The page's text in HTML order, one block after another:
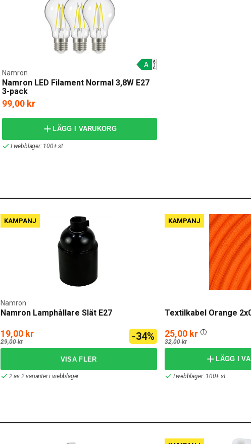
Namron LED Filament Normal 3,8W E27
3-pack
Namron
99,00 kr
LÄGG I VARUKORG
I webblager: 100+ st
KAMPANJ
Namron Lamphållare Slät E27
Namron
19,00 kr
29,00 kr -34%
2 av 2 varianter i webblager
KAMPANJ
Textilkabel Orange
25,00 kr
32,00 kr
LÄGG I
I webblager: 100+ st